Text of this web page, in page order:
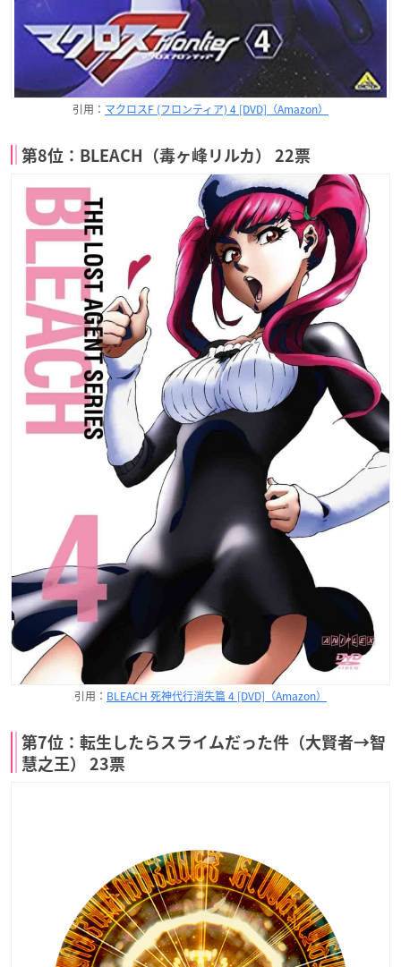
引用： マクロスF (フロンティア) 4 [DVD]（Amazon）
第8位：BLEACH（毒ヶ峰リルカ） 22票
引用： BLEACH 死神代行消失篇 4 [DVD]（Amazon）
第7位：転生したらスライムだった件（大賢者→智
慧之王） 23票